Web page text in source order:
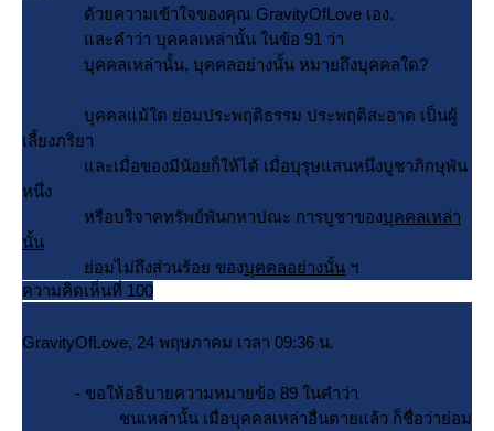
ด้วยความเข้าใจของคุณ GravityOfLove เอง.
ละคำว่า บุคคลเหล่านั้น ในข้อ 91 ว่า
บุคคลเหล่านั้น, บุคคลอย่างนั้น หมายถึงบุคคลใด?
บุคคลแม้ใด ย่อมประพฤติธรรม ประพฤติสะอาด เป็นผู้
เลี้ยงภริยา
ละเมื่อของมีน้อยก็ให้ได้ เมื่อบุรุษแสนหนึ่งบูชาภิกษุพัน
หนึ่ง
หรือบริจาคทรัพย์พันกหาปณะ การบูชาของบุคคลเหล่า
นั้น
่อมไม่ถึงส่วนร้อย ของบุคคลอย่างนั้น ฯ
ความคิดเห็นที่ 100
GravityOfLove, 24 พฤษภาคม เวลา 09:36 น.
- ขอให้อธิบายความหมายข้อ 89 ในคำว่า
ชนเหล่านั้น เมื่อบุคคลเหล่าอื่นตายแล้ว ก็ชื่อว่าย่อม